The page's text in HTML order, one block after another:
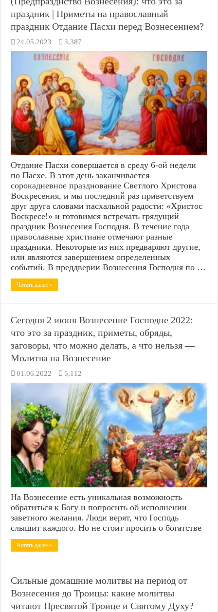
праздник | Приметы на православный
праздник Отдание Пасхи перед Вознесением?
24.05.2023 3,387
Отдание Пасхи совершается в среду 6-ой недели
по Пасхе. В этот день заканчивается
сорокадневное празднование Светлого Христова
Воскресения, и мы последний раз приветствуем
друг друга словами пасхальной радости: «Христос
Воскресе!» и готовимся встречать грядущий
праздник Вознесения Господня. В течение года
православные христиане отмечают разные
праздники. Некоторые из них предваряют другие,
или являются завершением определенных
событий. В преддверии Вознесения Господня по …
Читать далее »
Сегодня 2 июня Вознесение Господне 2022:
что это за праздник, приметы, обряды,
заговоры, что можно делать, а что нельзя —
Молитва на Вознесение
01.06.2022 5,112
На Вознесение есть уникальная возможность
обратиться к Богу и попросить об исполнении
заветного желания. Люди верят, что Господь
слышит каждого. Но не стоит просить о богатстве
Читать далее »
Сильные домашние молитвы на период от
Вознесения до Троицы: какие молитвы
читают Пресвятой Троице и Святому Духу?